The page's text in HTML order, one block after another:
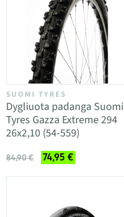
SUOMI TYRES
Dygliuota padanga Suomi
Tyres Gazza Extreme 294
26x2,10 (54-559)
84,90 € 74,95 €